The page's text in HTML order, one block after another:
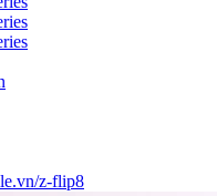
z-flip8